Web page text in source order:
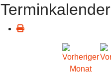
Terminkalender